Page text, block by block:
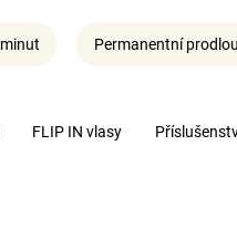
FLIP IN vlasy
Permanentní
najít?